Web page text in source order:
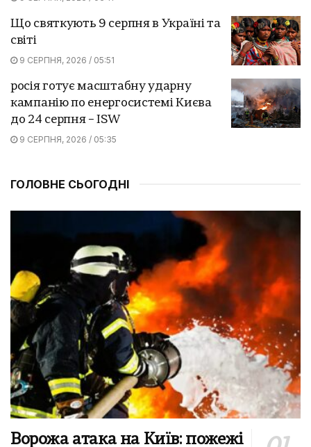
Що святкують 9 серпня в Україні та
світі
9 СЕРПНЯ, 2026 / 05:51
росія готує масштабну ударну
кампанію по енергосистемі Києва
до 24 серпня – ISW
9 СЕРПНЯ, 2026 / 05:35
ГОЛОВНЕ СЬОГОДНІ
Ворожа атака на Київ: пожежі